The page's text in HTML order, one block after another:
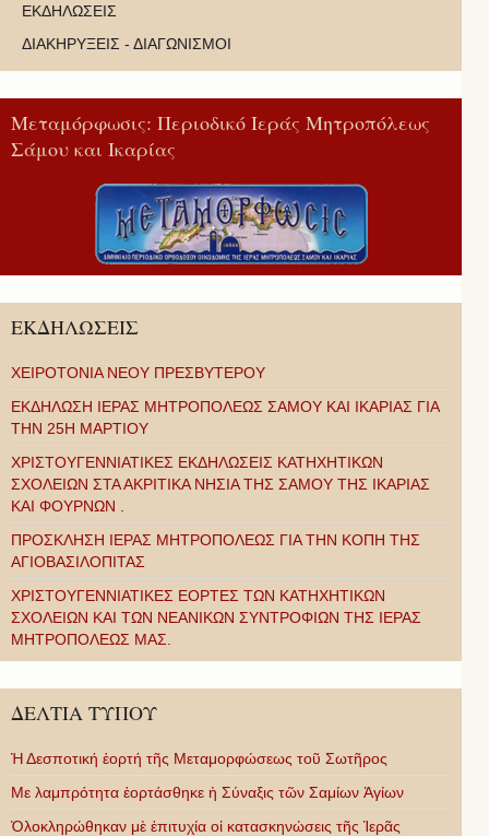
ΕΚΔΗΛΩΣΕΙΣ
ΔΙΑΚΗΡΥΞΕΙΣ - ΔΙΑΓΩΝΙΣΜΟΙ
Μεταμόρφωσις: Περιοδικό Ιεράς Μητροπόλεως
Σάμου και Ικαρίας
ΕΚΔΗΛΩΣΕΙΣ
ΧΕΙΡΟΤΟΝΙΑ ΝΕΟΥ ΠΡΕΣΒΥΤΕΡΟΥ
ΕΚΔΗΛΩΣΗ ΙΕΡΑΣ ΜΗΤΡΟΠΟΛΕΩΣ ΣΑΜΟΥ ΚΑΙ ΙΚΑΡΙΑΣ ΓΙΑ
ΤΗΝ 25Η ΜΑΡΤΙΟΥ
ΧΡΙΣΤΟΥΓΕΝΝΙΑΤΙΚΕΣ ΕΚΔΗΛΩΣΕΙΣ ΚΑΤΗΧΗΤΙΚΩΝ
ΣΧΟΛΕΙΩΝ ΣΤΑ ΑΚΡΙΤΙΚΑ ΝΗΣΙΑ ΤΗΣ ΣΑΜΟΥ ΤΗΣ ΙΚΑΡΙΑΣ
ΚΑΙ ΦΟΥΡΝΩΝ .
ΠΡΟΣΚΛΗΣΗ ΙΕΡΑΣ ΜΗΤΡΟΠΟΛΕΩΣ ΓΙΑ ΤΗΝ ΚΟΠΗ ΤΗΣ
ΑΓΙΟΒΑΣΙΛΟΠΙΤΑΣ
ΧΡΙΣΤΟΥΓΕΝΝΙΑΤΙΚΕΣ ΕΟΡΤΕΣ ΤΩΝ ΚΑΤΗΧΗΤΙΚΩΝ
ΣΧΟΛΕΙΩΝ ΚΑΙ ΤΩΝ ΝΕΑΝΙΚΩΝ ΣΥΝΤΡΟΦΙΩΝ ΤΗΣ ΙΕΡΑΣ
ΜΗΤΡΟΠΟΛΕΩΣ ΜΑΣ.
ΔΕΛΤΙΑ ΤΥΠΟΥ
Ἡ Δεσποτική ἑορτή τῆς Μεταμορφώσεως τοῦ Σωτῆρος
Με λαμπρότητα ἑορτάσθηκε ἡ Σύναξις τῶν Σαμίων Ἁγίων
Ὁλοκληρώθηκαν μὲ ἐπιτυχία οἱ κατασκηνώσεις τῆς Ἱερᾶς